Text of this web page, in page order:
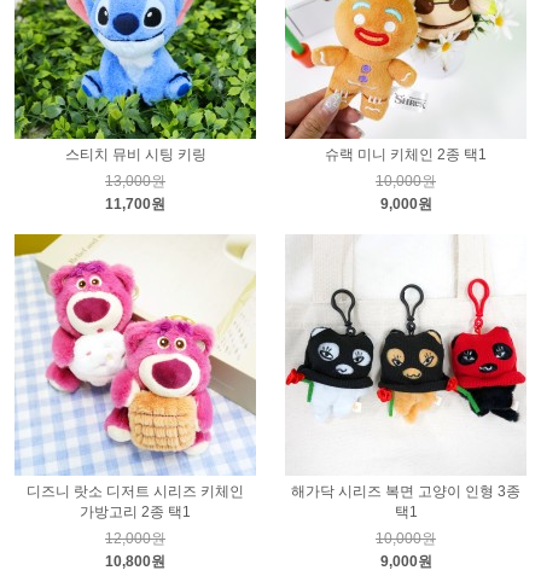
스티치 뮤비 시팅 키링
13,000원
11,700원
슈랙 미니 키체인 2종 택1
10,000원
9,000원
디즈니 랏소 디저트 시리즈 키체인
가방고리 2종 택1
12,000원
10,800원
해가닥 시리즈 복면 고양이 인형 3종
택1
10,000원
9,000원